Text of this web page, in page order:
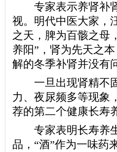
专家表示养肾补肾
视。明代中医大家，
之天，脾为百骸之母
养阳”，肾为先天之
解的冬季补肾并没有
一旦出现肾精不固
力、夜尿频多等现象
荐的第二个健康长寿
专家表明长寿养生
品，“酒”作为一味药